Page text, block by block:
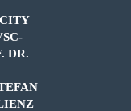
DR.